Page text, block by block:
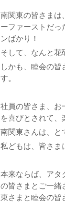
南関東の皆さまは
ーファーストだっ
ンばかり！
そして、なんと
しかも、睦会の
す。
社員の皆さま、お
を喜びとされて、
南関東さんは、と
私どもは、皆さま
本来ならば、アタ
の皆さまとご一緒
東さまと睦会の皆